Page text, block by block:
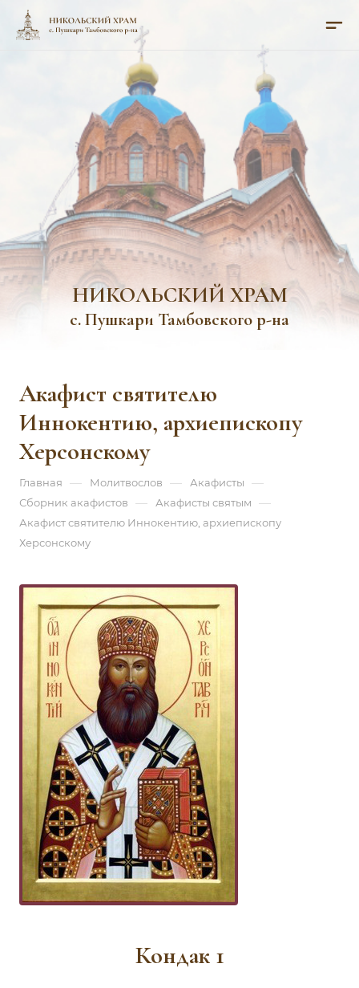
НИКОЛЬСКИЙ ХРАМ
с. Пушкари Тамбовского р-на
Акафист святителю
Иннокентию, архиепископу
Херсонскому
Главная — Молитвослов — Акафисты —
Сборник акафистов — Акафисты святым —
Акафист святителю Иннокентию, архиепископу
Херсонскому
Кондак 1